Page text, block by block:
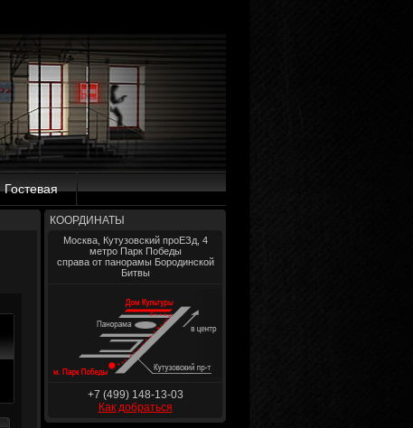
Гостевая
КООРДИНАТЫ
Москва, Кутузовский проЕЗд, 4
метро Парк Победы
справа от панорамы Бородинской
Битвы
+7 (499) 148-13-03
Как добраться